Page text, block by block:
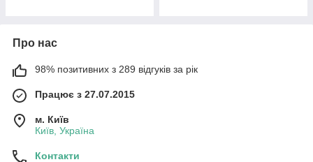
Про нас
98% позитивних з 289 відгуків за рік
Працює з 27.07.2015
м. Київ
Київ, Україна
Контакти